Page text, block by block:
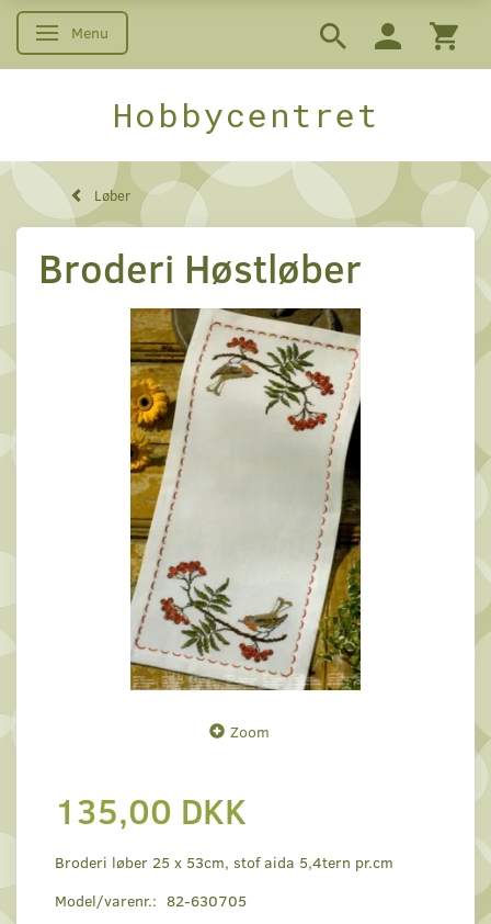
Skifte navigation
Menu
Hobbycentret
Løber
Broderi Høstløber
Zoom
135,00 DKK
Broderi løber 25 x 53cm, stof aida 5,4tern pr.cm
Model/varenr.: 82-630705